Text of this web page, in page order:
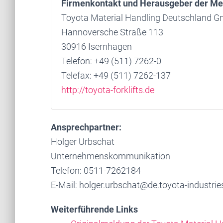
Firmenkontakt und Herausgeber der
Toyota Material Handling Deutschland
Hannoversche Straße 113
30916 Isernhagen
Telefon: +49 (511) 7262-0
Telefax: +49 (511) 7262-137
http://toyota-forklifts.de
Ansprechpartner:
Holger Urbschat
Unternehmenskommunikation
Telefon: 0511-7262184
E-Mail: holger.urbschat@de.toyota-
Weiterführende Links